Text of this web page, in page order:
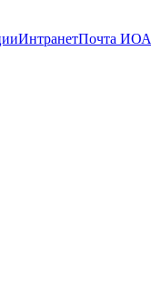
ИнтранетПочта ИОА